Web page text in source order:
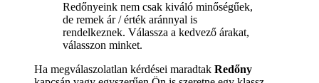
Redőnyeink nem csak kiváló minőségűek,
de remek ár / érték aránnyal is
rendelkeznek. Válassza a kedvező árakat,
válasszon minket.
Ha megválaszolatlan kérdései maradtak Redőny